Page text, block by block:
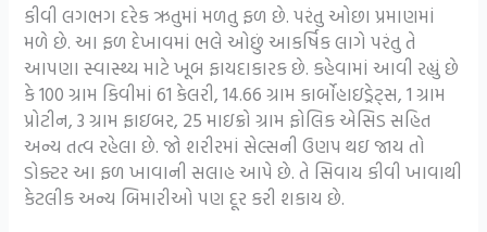
કીવી લગભગ દરેક ઋતુમાં મળતુ ફળ છે. પરંતુ ઓછા પ્રમાણમાં
મળે છે. આ ફળ દેખાવમાં ભલે ઓછું આકર્ષિક લાગે પરંતુ તે
આપણા સ્વાસ્થ્ય માટે ખૂબ ફાયદાકારક છે. કહેવામાં આવી રહ્યું છે
કે 100 ગ્રામ કિવીમાં 61 કેલરી, 14.66 ગ્રામ કાર્બોહાઇડ્રેટ્સ, 1 ગ્રામ
પ્રોટીન, 3 ગ્રામ ફાઇબર, 25 માઇક્રો ગ્રામ ફોલિક એસિડ સહિત
અન્ય તત્વ રહેલા છે. જો શરીરમાં સેલ્સની ઉણપ થઇ જાય તો
ડોક્ટર આ ફળ ખાવાની સલાહ આપે છે. તે સિવાય કીવી ખાવાથી
કેટલીક અન્ય બિમારીઓ પણ દૂર કરી શકાય છે.